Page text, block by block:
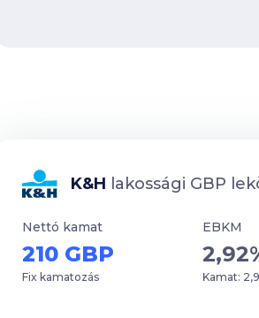
K&H lakossági GBP
Nettó kamat
210 GBP
Fix kamatozás
EBKM
Kamat: